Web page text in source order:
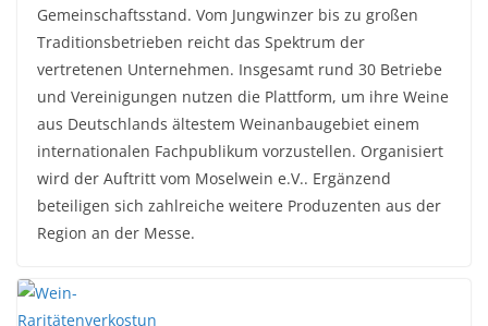
Gemeinschaftsstand. Vom Jungwinzer bis zu großen
Traditionsbetrieben reicht das Spektrum der
vertretenen Unternehmen. Insgesamt rund 30 Betriebe
und Vereinigungen nutzen die Plattform, um ihre Weine
aus Deutschlands ältestem Weinanbaugebiet einem
internationalen Fachpublikum vorzustellen. Organisiert
wird der Auftritt vom Moselwein e.V.. Ergänzend
beteiligen sich zahlreiche weitere Produzenten aus der
Region an der Messe.